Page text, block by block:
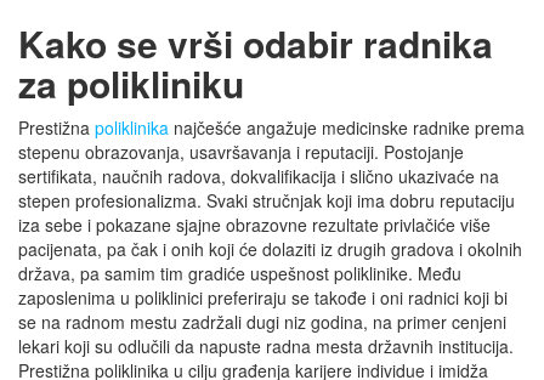
Kako se vrši odabir radnika
za polikliniku
Prestižna poliklinika najčešće angažuje medicinske radnike prema
stepenu obrazovanja, usavršavanja i reputaciji. Postojanje
sertifikata, naučnih radova, dokvalifikacija i slično ukazivaće na
stepen profesionalizma. Svaki stručnjak koji ima dobru reputaciju
iza sebe i pokazane sjajne obrazovne rezultate privlačiće više
pacijenata, pa čak i onih koji će dolaziti iz drugih gradova i okolnih
država, pa samim tim gradiće uspešnost poliklinike. Među
zaposlenima u poliklinici preferiraju se takođe i oni radnici koji bi
se na radnom mestu zadržali dugi niz godina, na primer cenjeni
lekari koji su odlučili da napuste radna mesta državnih institucija.
Prestižna poliklinika u cilju građenja karijere individue i imidža